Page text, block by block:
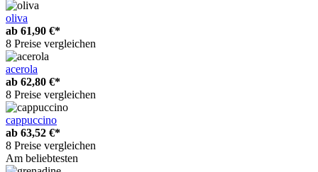
oliva
ab 61,90 €*
8 Preise vergleichen
acerola
ab 62,80 €*
8 Preise vergleichen
cappuccino
ab 63,52 €*
8 Preise vergleichen
Am beliebtesten